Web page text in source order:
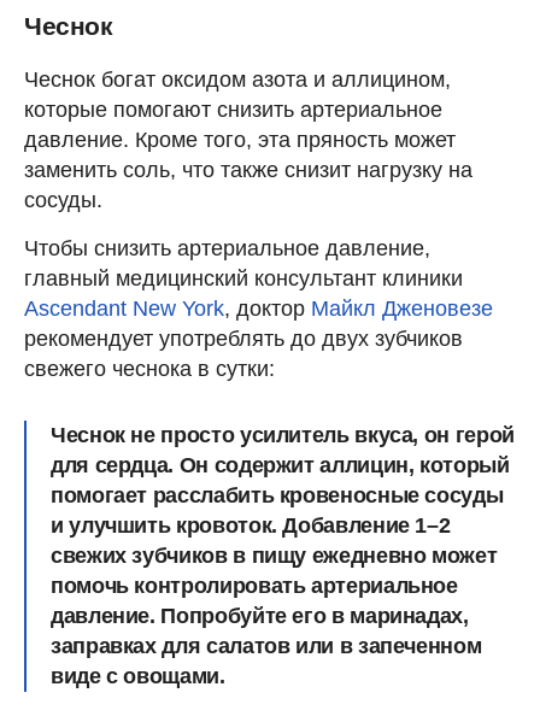
Чеснок
Чеснок богат оксидом азота и аллицином,
которые помогают снизить артериальное
давление. Кроме того, эта пряность может
заменить соль, что также снизит нагрузку на
сосуды.
Чтобы снизить артериальное давление,
главный медицинский консультант клиники
Ascendant New York, доктор Майкл Дженовезе
рекомендует употреблять до двух зубчиков
свежего чеснока в сутки:
Чеснок не просто усилитель вкуса, он герой
для сердца. Он содержит аллицин, который
помогает расслабить кровеносные сосуды
и улучшить кровоток. Добавление 1–2
свежих зубчиков в пищу ежедневно может
помочь контролировать артериальное
давление. Попробуйте его в маринадах,
заправках для салатов или в запеченном
виде с овощами.